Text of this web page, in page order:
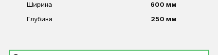
Ширина
600 мм
Глубина
250 мм